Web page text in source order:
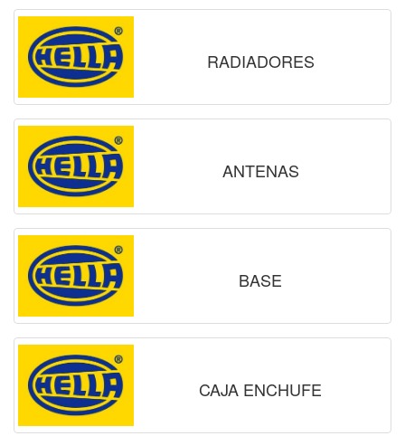
RADIADORES
ANTENAS
BASE
CAJA ENCHUFE